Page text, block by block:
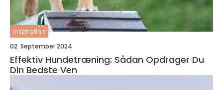
inspiration
02. September 2024
Effektiv Hundetræning: Sådan Opdrager Du
Din Bedste Ven